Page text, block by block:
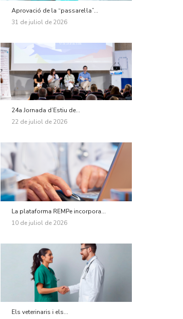
Aprovació de la “passarel·la”...
31 de juliol de 2026
24a Jornada d’Estiu de...
22 de juliol de 2026
La plataforma REMPe incorpora...
10 de juliol de 2026
Els veterinaris i els...